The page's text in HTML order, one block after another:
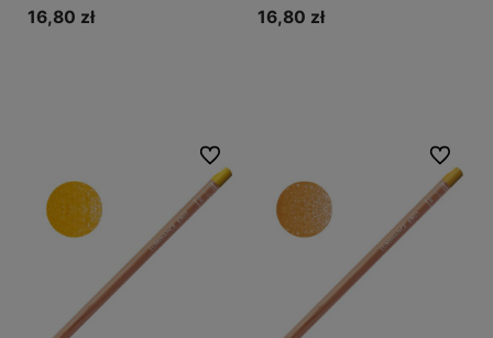
16,80 zł 16,80 zł
Do ulubionych Do